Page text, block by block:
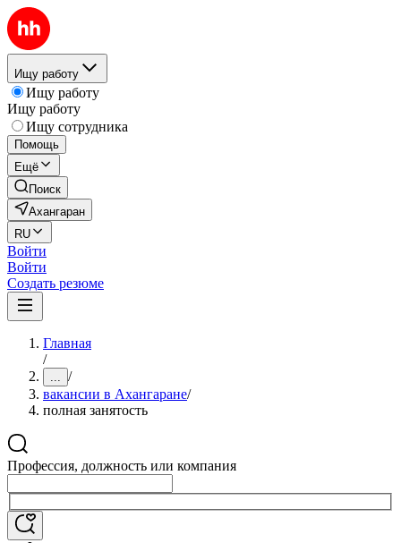
Ищу работу
Ищу работу
Ищу работу
Ищу сотрудника
Помощь
Ещё
Поиск
Ахангаран
RU
Войти
Войти
Создать резюме
Главная
/
... /
вакансии в Ахангаране/
полная занятость
Профессия, должность или компания